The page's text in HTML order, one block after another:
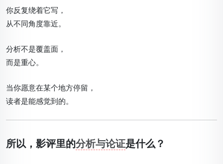
你反复绕着它写，
从不同角度靠近。
分析不是覆盖面，
而是重心。
当你愿意在某个地方停留，
读者是能感觉到的。
所以，影评里的分析与论证是什么？